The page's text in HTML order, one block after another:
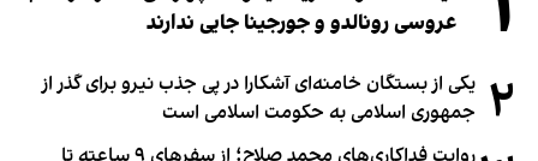
عروسی رونالدو و جورجینا جایی ندارند
۲ یکی از بستگان خامنه‌ای آشکارا در پی جذب نیرو برای گذر از
جمهوری اسلامی به حکومت اسلامی است